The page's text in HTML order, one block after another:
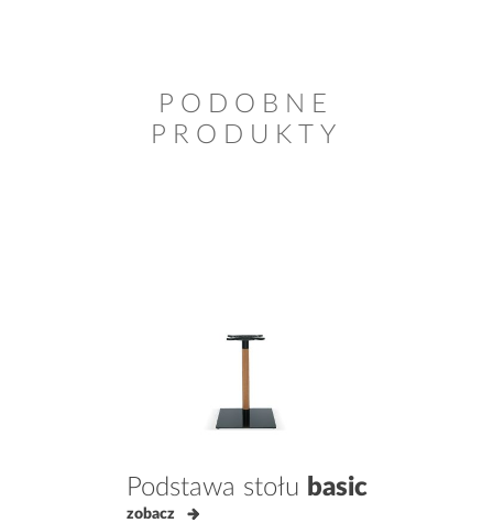
PODOBNE
PRODUKTY
Podstawa stołu basic
zobacz